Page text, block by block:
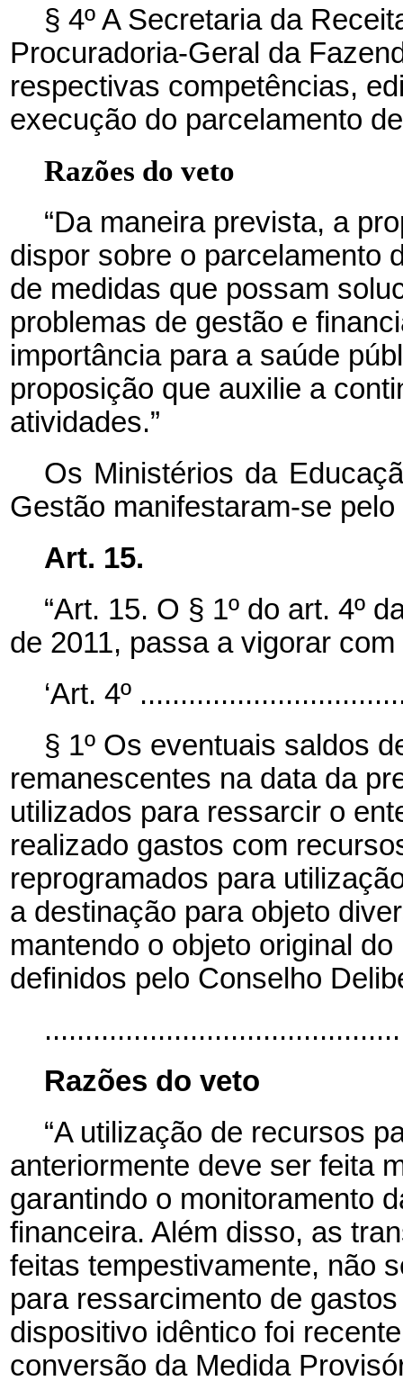
§ 4º A Secretaria da
Procuradoria-Geral da
respectivas competências,
execução do parcelamento
Razões do veto
“Da maneira prevista, a
dispor sobre o parcelamento
de medidas que possam
problemas de gestão e
importância para a saúde
proposição que auxilie a
atividades.”
Os Ministérios da
Gestão manifestaram-se
Art. 15.
“Art. 15. O § 1º do art. 4º
de 2011, passa a vigorar
‘Art. 4º
§ 1º Os eventuais saldos
remanescentes na data da
utilizados para ressarcir o
realizado gastos com
reprogramados para
a destinação para objeto
mantendo o objeto original
definidos pelo Conselho
Razões do veto
“A utilização de recursos
anteriormente deve ser feita
garantindo o monitoramento
financeira. Além disso, as
feitas tempestivamente, não
para ressarcimento de
dispositivo idêntico foi
conversão da Medida